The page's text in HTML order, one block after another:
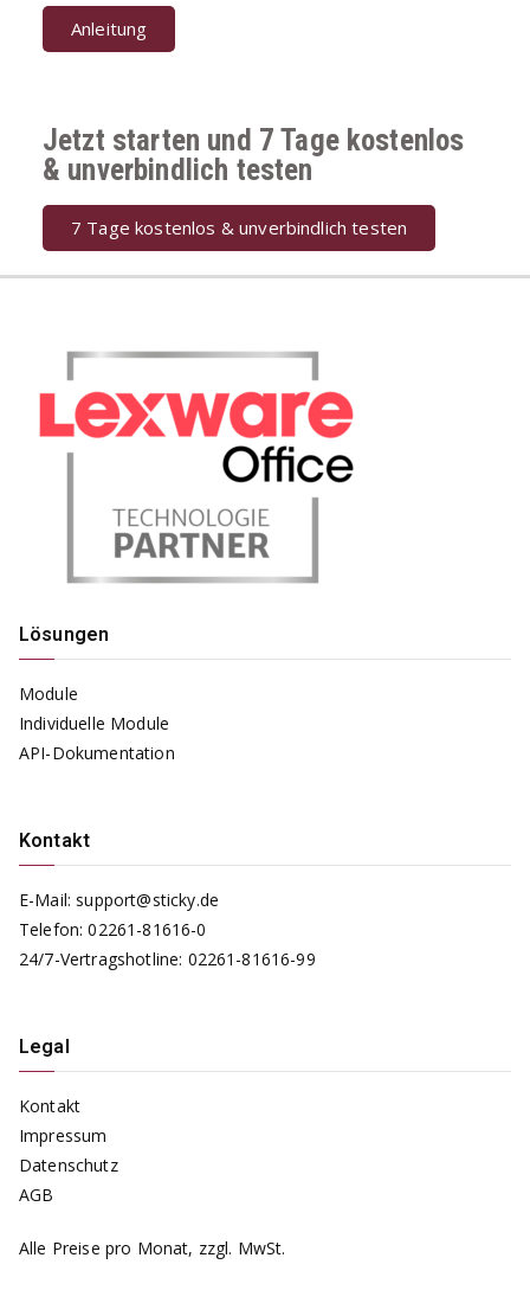
Anleitung
Jetzt starten und 7 Tage kostenlos
& unverbindlich testen
7 Tage kostenlos & unverbindlich testen
Lösungen
Module
Individuelle Module
API-Dokumentation
Kontakt
E-Mail:support@sticky.de
Telefon:02261-81616-0
24/7-Vertragshotline: 02261-81616-99
Legal
Kontakt
Impressum
Datenschutz
AGB
Alle Preise pro Monat, zzgl. MwSt.